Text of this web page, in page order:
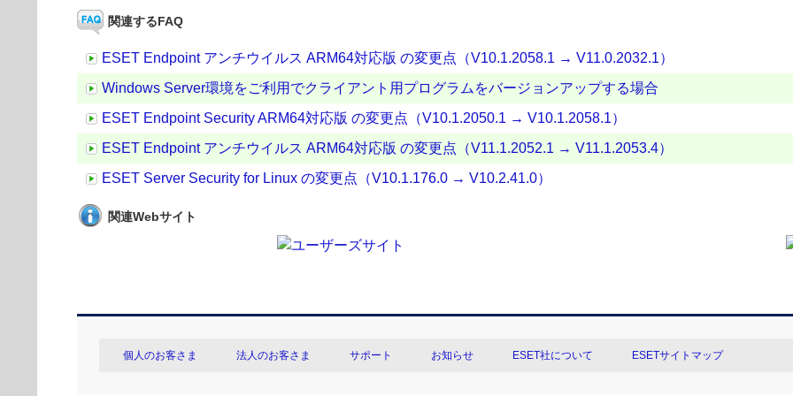
関連するFAQ
ESET Endpoint アンチウイルス ARM64対応版 の変更点（V10.1.2058.1 → V11.0.2032.1）
Windows Server環境をご利用でクライアント用プログラムをバージョンアップする場合
ESET Endpoint Security ARM64対応版 の変更点（V10.1.2050.1 → V10.1.2058.1）
ESET Endpoint アンチウイルス ARM64対応版 の変更点（V11.1.2052.1 → V11.1.2053.4）
ESET Server Security for Linux の変更点（V10.1.176.0 → V10.2.41.0）
関連Webサイト
個人のお客さま 法人のお客さま サポート お知らせ ESET社について ESETサイトマップ